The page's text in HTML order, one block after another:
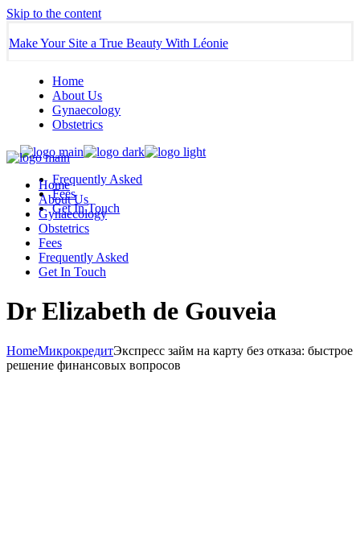
Skip to the content
Make Your Site a True Beauty With Léonie
Home
About Us
Gynaecology
Obstetrics
Frequently Asked
Fees
Get In Touch
Home
About Us
Gynaecology
Obstetrics
Fees
Frequently Asked
Get In Touch
Dr Elizabeth de Gouveia
HomeМикрокредитЭкспресс займ на карту без отказа: быстрое
решение финансовых вопросов